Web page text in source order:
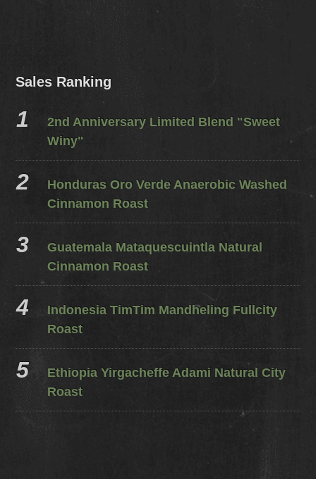
Sales Ranking
2nd Anniversary Limited Blend "Sweet
Winy"
Honduras Oro Verde Anaerobic Washed
Cinnamon Roast
Guatemala Mataquescuintla Natural
Cinnamon Roast
Indonesia TimTim Mandheling Fullcity
Roast
Ethiopia Yirgacheffe Adami Natural City
Roast